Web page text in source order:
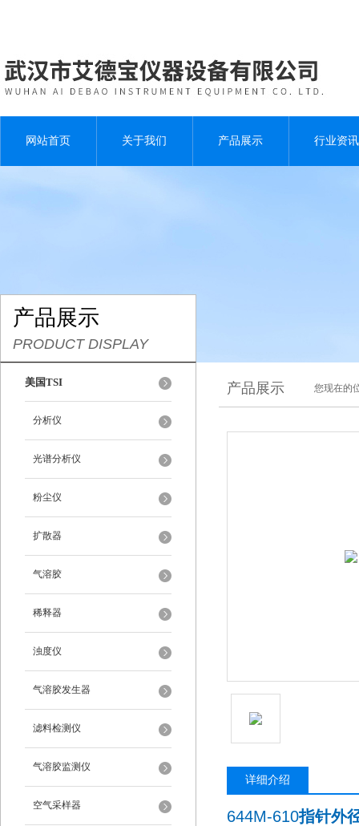
网站首页 关于我们 产品展示 行业资讯
产品展示
PRODUCT DISPLAY
美国TSI
分析仪
光谱分析仪
粉尘仪
扩散器
气溶胶
稀释器
浊度仪
气溶胶发生器
滤料检测仪
气溶胶监测仪
空气采样器
产品展示 您现在的
详细介绍
644M-610指针外